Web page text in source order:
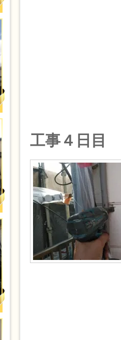
工事４日目